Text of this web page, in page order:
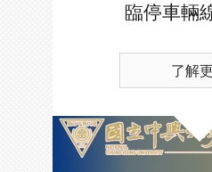
臨停車輛
了解